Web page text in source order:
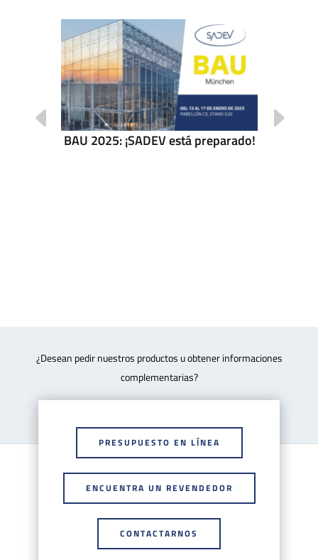
BAU 2025: ¡SADEV está preparado!
¿Desean pedir nuestros productos u obtener informaciones
complementarias?
PRESUPUESTO EN LÍNEA
ENCUENTRA UN REVENDEDOR
CONTACTARNOS